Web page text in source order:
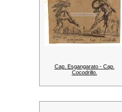
Cap. Esgangarato - Cap.
Cocodrillo.